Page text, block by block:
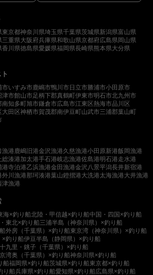
東京都神奈川県埼玉県千葉県茨城県新潟県富山県
三重県大阪府兵庫県和歌山県京都府広島県岡山県
香川県徳島県愛媛県福岡県長崎県熊本県大分県
市いすみ市鹿嶋市鴨川市日立市勝浦市小田原市
津市館山市足柄下郡真鶴町伊東市明石市北九州市
南知多町旭市鎌倉市広島市江東区熱海市品川区
大田区神栖市賀茂郡南伊豆町山武市三浦郡葉山町
漁港 鹿嶋旧港金沢漁港久慈漁港小田原新港飯岡漁港
総湊港加太港手石港岐志漁港佐島港明石港走水港
港寺泊港乙浜漁港金田漁港金沢八景平潟長井新宿港
外川漁港那珂湊港葉山鐙摺港大洗港太海漁港大井漁港
津漁港
海×釣り船北陸・甲信越×釣り船中国・四国×釣り船
東北×釣り船三浦半島（神奈川県）×釣り船
外房（千葉県）×釣り船東京湾（神奈川県）×釣り船
×釣り船伊豆半島（静岡県）×釣り船
九里・銚子（千葉県）×釣り船
湾奥（千葉県）×釣り船神奈川県×釣り船
船福岡県×釣り船茨城県×釣り船東京都×釣り船
り船兵庫県×釣り船愛知県×釣り船広島県×釣り船